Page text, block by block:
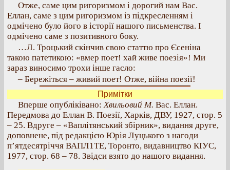
Отже, саме цим ригоризмом і дорогий нам Вас.
Еллан, саме з цим ригоризмом із підкресленням і
одмічено було його в історії нашого письменства. І
одмічено саме з позитивного боку.
…Л. Троцький скінчив свою статтю про Єсеніна
такою патетикою: «вмер поет! хай живе поезія»! Ми
зараз виносимо трохи інше гасло:
– Бережіться – живий поет! Отже, війна поезії!
Примітки
Вперше опубліківано:Хвильовий М. Вас. Еллан.
Передмова до Еллан В. Поезії, Харків, ДВУ, 1927, стор. 5
– 25. Вдруге – «Ваплітянський збірник», видання друге,
доповнене, під редакцією Юрія Луцького з нагоди
п’ятдесятріччя ВАПЛ1ТЕ, Торонто, видавництво КІУС,
1977, стор. 68 – 78. Звідси взято до нашого видання.